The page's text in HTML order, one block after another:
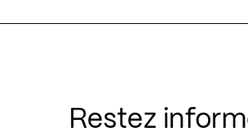
Restez